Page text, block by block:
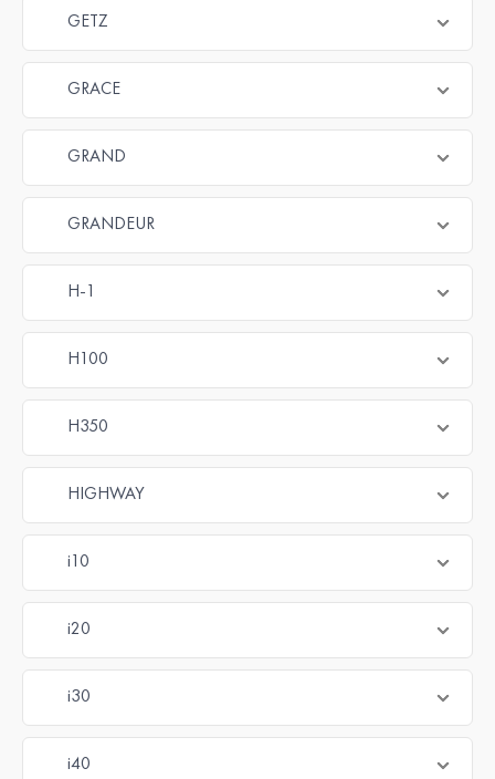
GETZ
GRACE
GRAND
GRANDEUR
H-1
H100
H350
HIGHWAY
i10
i20
i30
i40